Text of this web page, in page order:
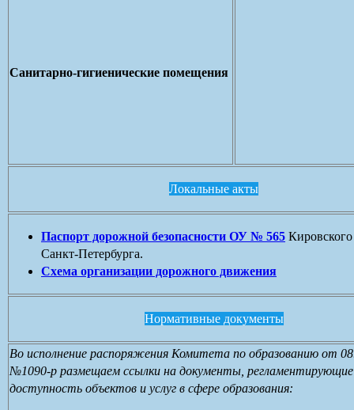
Санитарно-гигиенические помещения
Локальные акты
Паспорт дорожной безопасности ОУ № 565
Санкт-Петербурга.
Cхема организации дорожного движения
Нормативные документы
Во исполнение распоряжения Комитета по образованию от
№1090-р размещаем ссылки на документы, регламентирующие
доступность объектов и услуг в сфере образования: